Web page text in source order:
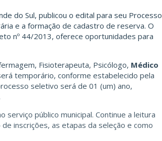
do Sul, publicou o edital para seu Processo
e a formação de cadastro de reserva. O
nº 44/2013, oferece oportunidades para
Fisioterapeuta, Psicólogo, Médico
temporário, conforme estabelecido pela
seletivo será de 01 (um) ano,
público municipal. Continue a leitura
inscrições, as etapas da seleção e como